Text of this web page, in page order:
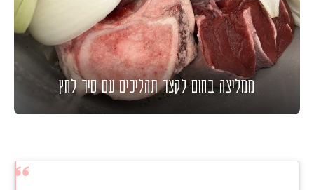
ממליצה בחום לקצר תהליכים עם סיר לחץ